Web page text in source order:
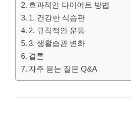
효과적인 다이어트 방법
1. 건강한 식습관
2. 규칙적인 운동
3. 생활습관 변화
결론
자주 묻는 질문 Q&A